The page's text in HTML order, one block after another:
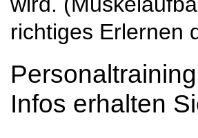
richtiges Erlernen
Infos erhalten